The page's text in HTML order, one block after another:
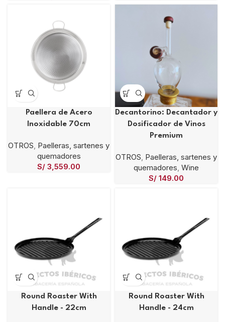
Paellera de Acero
Inoxidable 70cm
OTROS, Paelleras, sartenes y
quemadores
S/ 3,559.00
Decantorino: Decantador y
Dosificador de Vinos
Premium
OTROS, Paelleras, sartenes y
quemadores, Wine
S/ 149.00
Round Roaster With
Handle - 22cm
Round Roaster With
Handle - 24cm